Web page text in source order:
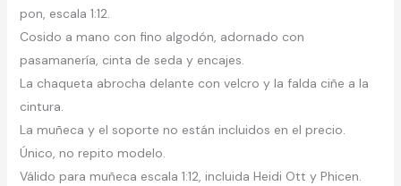
pon, escala 1:12.
Cosido a mano con fino algodón, adornado con
pasamanería, cinta de seda y encajes.
La chaqueta abrocha delante con velcro y la falda ciñe a la
cintura.
La muñeca y el soporte no están incluidos en el precio.
Único, no repito modelo.
Válido para muñeca escala 1:12, incluida Heidi Ott y Phicen.